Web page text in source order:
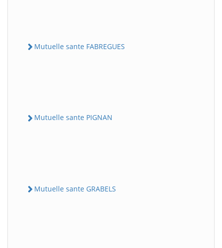
Mutuelle sante FABREGUES
Mutuelle sante PIGNAN
Mutuelle sante GRABELS